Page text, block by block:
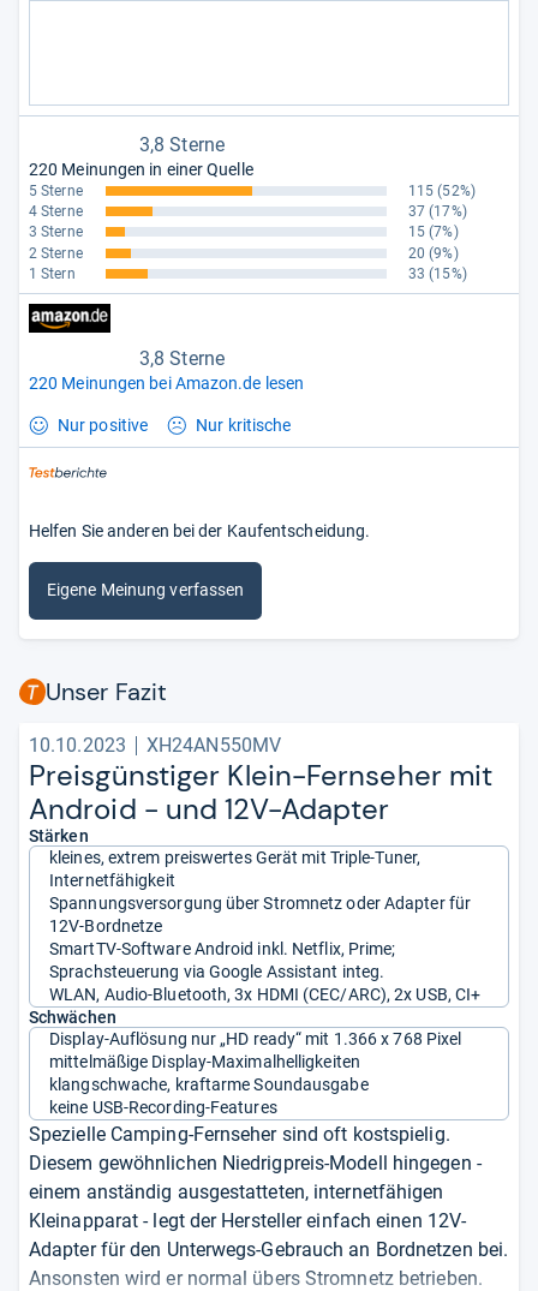
3,8 Sterne
220 Meinungen in einer Quelle
5 Sterne 115 (52%)
4 Sterne
37 (17%)
3 Sterne
15 (7%)
2 Sterne
20 (9%)
1 Stern
33 (15%)
3,8 Sterne
220 Meinungen bei Amazon.de lesen
Nur positive Nur kritische
Helfen Sie anderen bei der Kaufentscheidung.
Eigene Meinung verfassen
Unser Fazit
10.10.2023 XH24AN550MV
Preis­güns­ti­ger Klein-​Fern­se­her mit
Android -​ und 12V-​Adap­ter
Stärken
kleines, extrem preiswertes Gerät mit Triple-Tuner,
Internetfähigkeit
Spannungsversorgung über Stromnetz oder Adapter für
12V-Bordnetze
SmartTV-Software Android inkl. Netflix, Prime;
Sprachsteuerung via Google Assistant integ.
WLAN, Audio-Bluetooth, 3x HDMI (CEC/ARC), 2x USB, CI+
Schwächen
Display-Auflösung nur „HD ready“ mit 1.366 x 768 Pixel
mittelmäßige Display-Maximalhelligkeiten
klangschwache, kraftarme Soundausgabe
keine USB-Recording-Features
Spezielle Camping-Fernseher sind oft kostspielig.
Diesem gewöhnlichen Niedrigpreis-Modell hingegen -
einem anständig ausgestatteten, internetfähigen
Kleinapparat - legt der Hersteller einfach einen 12V-
Adapter für den Unterwegs-Gebrauch an Bordnetzen bei.
Ansonsten wird er normal übers Stromnetz betrieben.